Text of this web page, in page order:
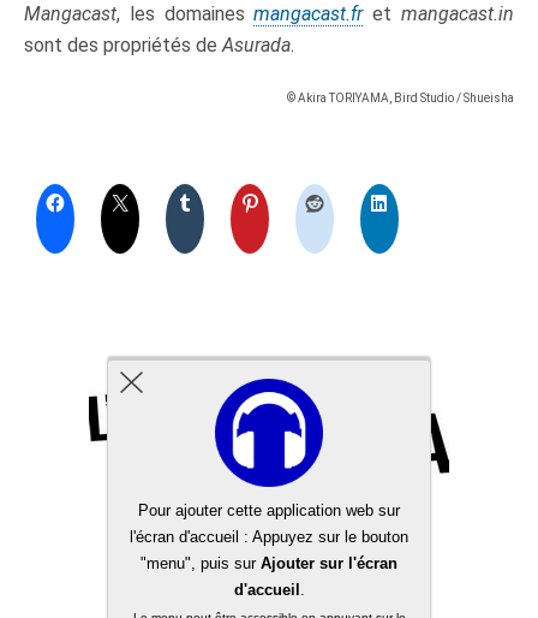
Mangacast, les domainesmangacast.fretmangacast.in
sont des propriétés de Asurada.
© Akira TORIYAMA, Bird Studio / Shueisha